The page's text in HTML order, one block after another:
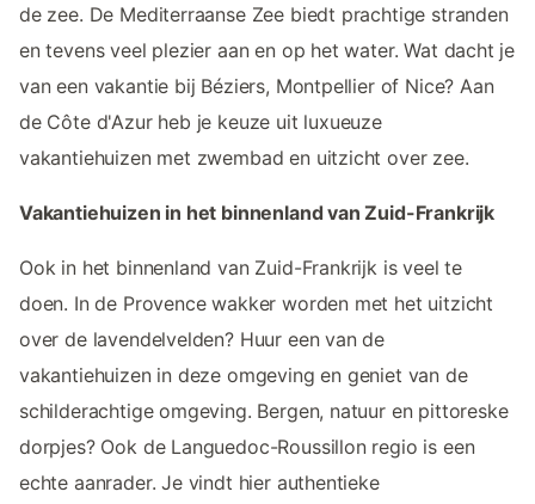
de zee. De Mediterraanse Zee biedt prachtige stranden
en tevens veel plezier aan en op het water. Wat dacht je
van een vakantie bij Béziers, Montpellier of Nice? Aan
de Côte d'Azur heb je keuze uit luxueuze
vakantiehuizen met zwembad en uitzicht over zee.
Vakantiehuizen in het binnenland van Zuid-Frankrijk
Ook in het binnenland van Zuid-Frankrijk is veel te
doen. In de Provence wakker worden met het uitzicht
over de lavendelvelden? Huur een van de
vakantiehuizen in deze omgeving en geniet van de
schilderachtige omgeving. Bergen, natuur en pittoreske
dorpjes? Ook de Languedoc-Roussillon regio is een
echte aanrader. Je vindt hier authentieke